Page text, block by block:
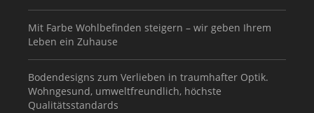
Mit Farbe Wohlbefinden steigern – wir geben Ihrem
Leben ein Zuhause
Bodendesigns zum Verlieben in traumhafter Optik.
Wohngesund, umweltfreundlich, höchste
Qualitätsstandards